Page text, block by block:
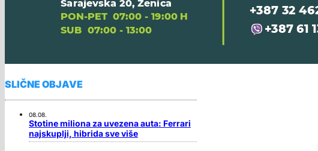
SLIČNE OBJAVE
08.08.
Stotine miliona za uvezena auta: Ferrari
najskuplji, hibrida sve više